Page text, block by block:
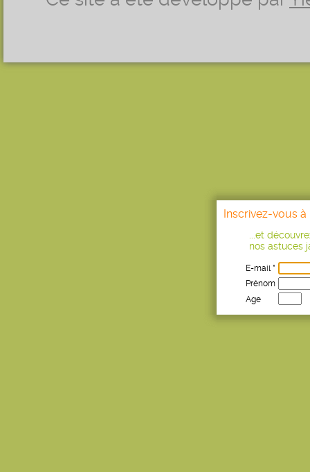
Inscrivez-vous
...et
nos astuces
E-mail *
Prénom
Age